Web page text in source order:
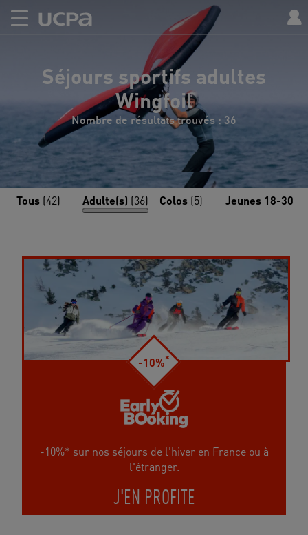
Séjours sportifs adultes
Wingfoil
Nombre de résultats trouvés : 36
Tous (42) Adulte(s) (36) Colos (5) Jeunes 18-30
-10%*
-10%* sur nos séjours de l'hiver en France ou à
l'étranger.
J'EN PROFITE